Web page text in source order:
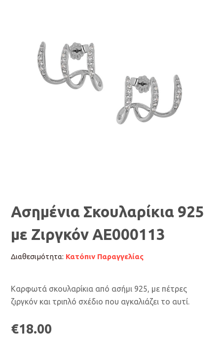
Ασημένια Σκουλαρίκια 925
με Ζιργκόν AE000113
Διαθεσιμότητα: Κατόπιν Παραγγελίας
Καρφωτά σκουλαρίκια από ασήμι 925, με πέτρες
ζιργκόν και τριπλό σχέδιο που αγκαλιάζει το αυτί.
€18.00